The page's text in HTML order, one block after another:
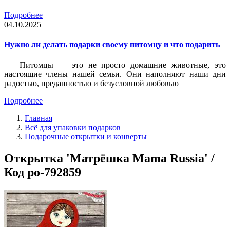
Подробнее
04.10.2025
Нужно ли делать подарки своему питомцу и что подарить
Питомцы — это не просто домашние животные, это
настоящие члены нашей семьи. Они наполняют наши дни
радостью, преданностью и безусловной любовью
Подробнее
Главная
Всё для упаковки подарков
Подарочные открытки и конверты
Открытка 'Матрёшка Mama Russia' /
Код po-792859